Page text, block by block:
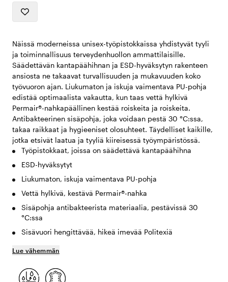
Näissä moderneissa unisex-työpistokkaissa yhdistyvät tyyli
ja toiminnallisuus terveydenhuollon ammattilaisille.
Säädettävän kantapäähihnan ja ESD-hyväksytyn rakenteen
ansiosta ne takaavat turvallisuuden ja mukavuuden koko
työvuoron ajan. Liukumaton ja iskuja vaimentava PU-pohja
edistää optimaalista vakautta, kun taas vettä hylkivä
Permair®-nahkapäällinen kestää roiskeita ja roiskeita.
Antibakteerinen sisäpohja, joka voidaan pestä 30 °C:ssa,
takaa raikkaat ja hygieeniset olosuhteet. Täydelliset kaikille,
jotka etsivät laatua ja tyyliä kiireisessä työympäristössä.
Työpistokkaat, joissa on säädettävä kantapäähihna
ESD-hyväksytyt
Liukumaton, iskuja vaimentava PU-pohja
Vettä hylkivä, kestävä Permair®-nahka
Sisäpohja antibakteerista materiaalia, pestävissä 30
°C:ssa
Sisävuori hengittävää, hikeä imevää Politexiä
Lue vähemmän